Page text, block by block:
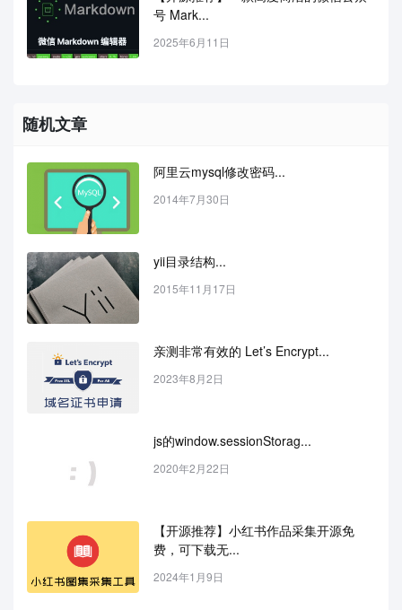
号 Mark...
2025年6月11日
随机文章
阿里云mysql修改密码...
2014年7月30日
yii目录结构...
2015年11月17日
亲测非常有效的 Let’s Encrypt...
2023年8月2日
js的window.sessionStorag...
2020年2月22日
【开源推荐】小红书作品采集开源免
费，可下载无...
2024年1月9日